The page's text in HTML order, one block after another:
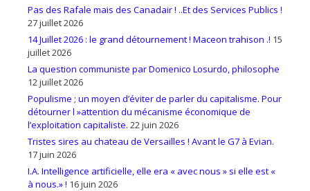
Pas des Rafale mais des Canadair ! ..Et des Services Publics !
27 juillet 2026
14 Juillet 2026 : le grand détournement ! Maceon trahison .! 15
juillet 2026
La question communiste par Domenico Losurdo, philosophe
12 juillet 2026
Populisme ; un moyen d’éviter de parler du capitalisme. Pour
détourner l »attention du mécanisme économique de
l’exploitation capitaliste. 22 juin 2026
Tristes sires au chateau de Versailles ! Avant le G7 à Evian.
17 juin 2026
I.A. Intelligence artificielle, elle era « avec nous » si elle est «
à nous.» ! 16 juin 2026